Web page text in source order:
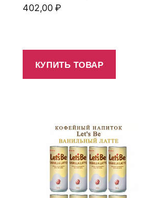
402,00₽
КУПИТЬ ТОВАР